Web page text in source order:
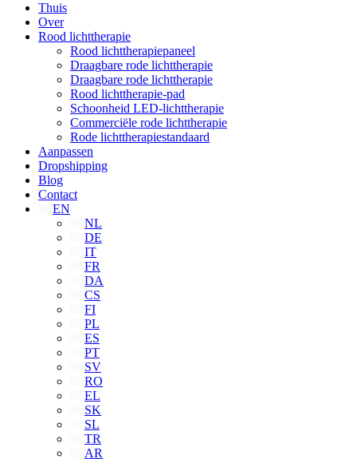
Thuis
Over
Rood lichttherapie
Rood lichttherapiepaneel
Draagbare rode lichttherapie
Draagbare rode lichttherapie
Rood lichttherapie-pad
Schoonheid LED-lichttherapie
Commerciële rode lichttherapie
Rode lichttherapiestandaard
Aanpassen
Dropshipping
Blog
Contact
EN
NL
DE
IT
FR
DA
CS
FI
PL
ES
PT
SV
RO
EL
SK
SL
TR
AR